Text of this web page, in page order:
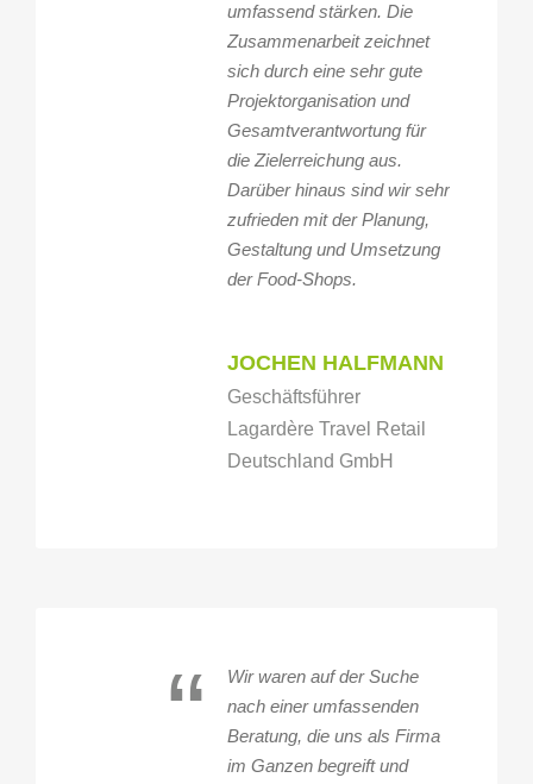
umfassend stärken. Die
Zusammenarbeit zeichnet
sich durch eine sehr gute
Projektorganisation und
Gesamtverantwortung für
die Zielerreichung aus.
Darüber hinaus sind wir sehr
zufrieden mit der Planung,
Gestaltung und Umsetzung
der Food-Shops.
JOCHEN HALFMANN
Geschäftsführer
Lagardère Travel Retail
Deutschland GmbH
“
Wir waren auf der Suche
nach einer umfassenden
Beratung, die uns als Firma
im Ganzen begreift und